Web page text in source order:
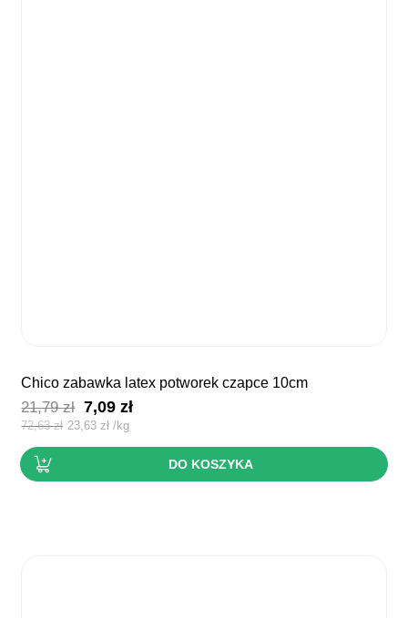
chico zabawka latex potworek czapce 10cm
21,79zł Pierwotna
cena
wynosiła:
7,09złAktualna
wynosi:
7,09 zł.
72,63zł 23,63zł /kg
DO KOSZYKA